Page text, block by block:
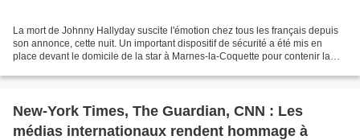
La mort de Johnny Hallyday suscite l'émotion chez tous les français depuis
son annonce, cette nuit. Un important dispositif de sécurité a été mis en
place devant le domicile de la star à Marnes-la-Coquette pour contenir la
New-York Times, The Guardian, CNN : Les
médias internationaux rendent hommage à